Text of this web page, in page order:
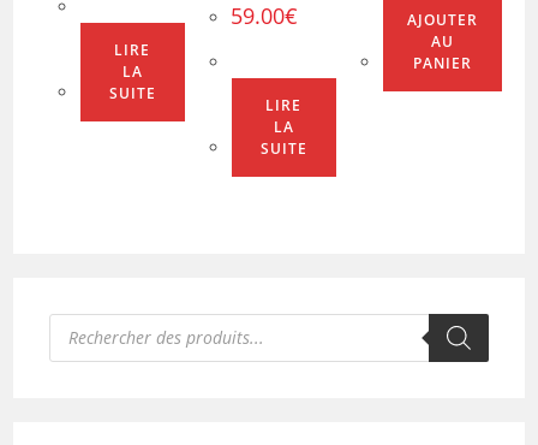
LIRE
LA
SUITE
59.00€
LIRE
LA
SUITE
AJOUTER
AU
PANIER
Recherche
produits